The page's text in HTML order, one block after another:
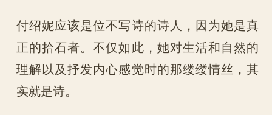
付绍妮应该是位不写诗的诗人，因为她是真
正的拾石者。不仅如此，她对生活和自然的
理解以及抒发内心感觉时的那缕缕情丝，其
实就是诗。